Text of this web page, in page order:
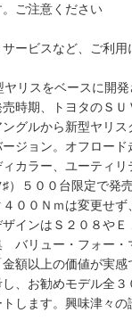
ご注意ください
ービスなど、ご利
スをベースに開
時期、トヨタのＳ
グルから新型ヤリ
ジョン。オフロー
カラー、ユーティ
５００台限定で発
００Ｎｍは変更せ
インはＳ２０８や
リュー・フォー
額以上の価値が実
、お勧めモデル全
します。興味津々の